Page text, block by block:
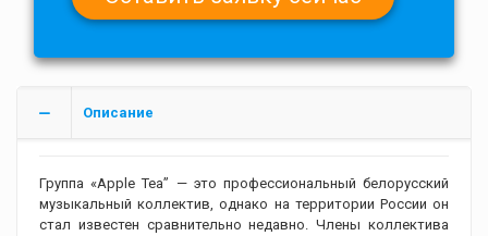
Описание
Группа «Apple Tea” — это профессиональный белорусский
музыкальный коллектив, однако на территории России он
стал известен сравнительно недавно. Члены коллектива